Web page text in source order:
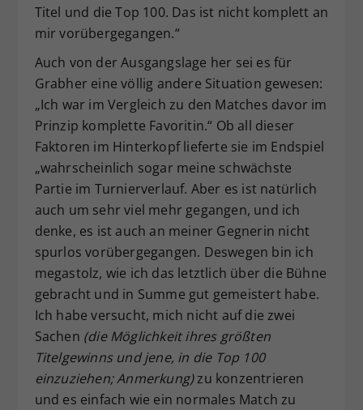
Titel und die Top 100. Das ist nicht komplett an
mir vorübergegangen.“
Auch von der Ausgangslage her sei es für
Grabher eine völlig andere Situation gewesen:
„Ich war im Vergleich zu den Matches davor im
Prinzip komplette Favoritin.“ Ob all dieser
Faktoren im Hinterkopf lieferte sie im Endspiel
„wahrscheinlich sogar meine schwächste
Partie im Turnierverlauf. Aber es ist natürlich
auch um sehr viel mehr gegangen, und ich
denke, es ist auch an meiner Gegnerin nicht
spurlos vorübergegangen. Deswegen bin ich
megastolz, wie ich das letztlich über die Bühne
gebracht und in Summe gut gemeistert habe.
Ich habe versucht, mich nicht auf die zwei
Sachen (die Möglichkeit ihres größten
Titelgewinns und jene, in die Top 100
einzuziehen; Anmerkung)zu konzentrieren
und es einfach wie ein normales Match zu